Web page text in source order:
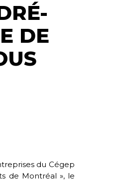
DE
du Cégep
de Montréal », le